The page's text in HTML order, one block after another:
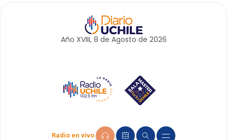
Año XVIII, 8 de Agosto de 2026
Radio en vivo